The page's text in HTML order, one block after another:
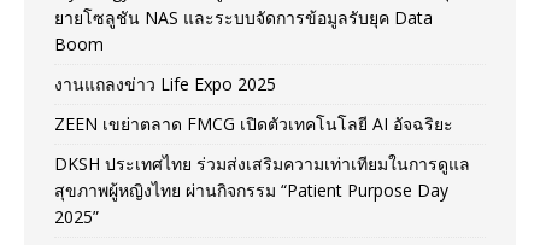
ยายโซลูชัน NAS และระบบจัดการข้อมูลรับยุค Data
Boom
งานแถลงข่าว Life Expo 2025
ZEEN เขย่าตลาด FMCG เปิดตัวเทคโนโลยี AI อัจฉริยะ
DKSH ประเทศไทย ร่วมส่งเสริมความเท่าเทียมในการดูแล
สุขภาพผู้หญิงไทย ผ่านกิจกรรม “Patient Purpose Day
2025”